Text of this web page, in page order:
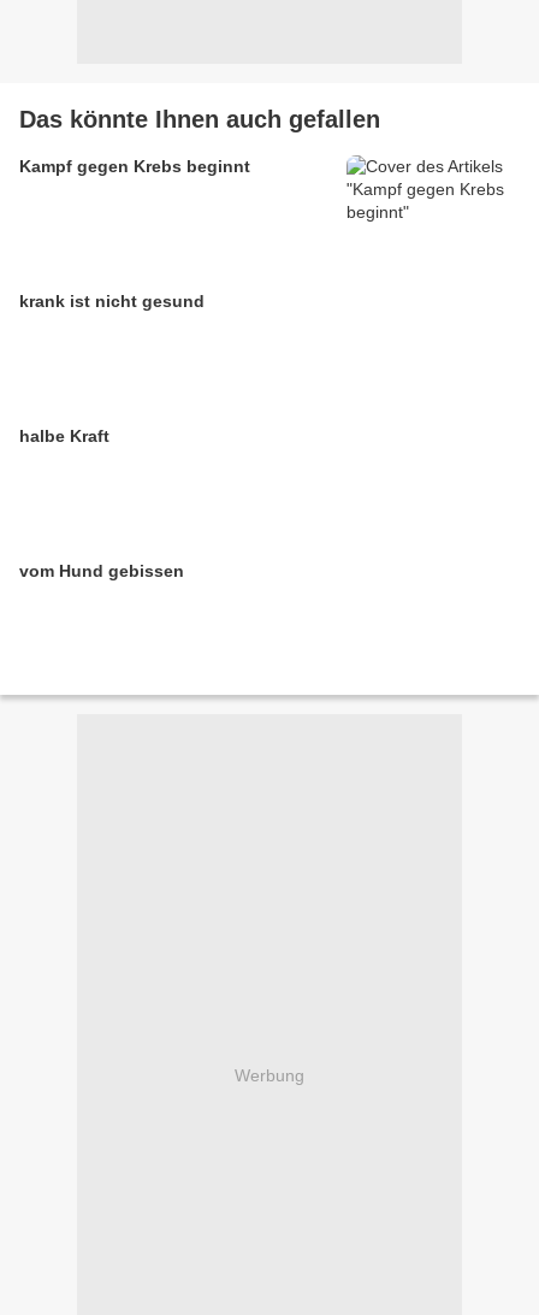
Das könnte Ihnen auch gefallen
Kampf gegen Krebs beginnt
krank ist nicht gesund
halbe Kraft
vom Hund gebissen
Werbung